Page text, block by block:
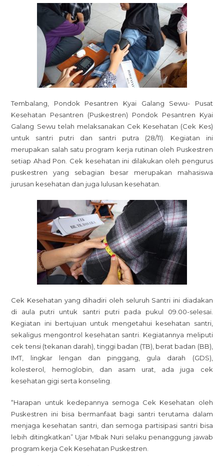
Tembalang, Pondok Pesantren Kyai Galang Sewu- Pusat
Kesehatan Pesantren (Puskestren) Pondok Pesantren Kyai
Galang Sewu telah melaksanakan Cek Kesehatan (Cek Kes)
untuk santri putri dan santri putra (28/11). Kegiatan ini
merupakan salah satu program kerja rutinan oleh Puskestren
setiap Ahad Pon. Cek kesehatan ini dilakukan oleh pengurus
puskestren yang sebagian besar merupakan mahasiswa
jurusan kesehatan dan juga lulusan kesehatan.
Cek Kesehatan yang dihadiri oleh seluruh Santri ini diadakan
di aula putri untuk santri putri pada pukul 09.00-selesai.
Kegiatan ini bertujuan untuk mengetahui kesehatan santri,
sekaligus mengontrol kesehatan santri. Kegiatannya meliputi
cek tensi (tekanan darah), tinggi badan (TB), berat badan (BB),
IMT, lingkar lengan dan pinggang, gula darah (GDS),
kolesterol, hemoglobin, dan asam urat, ada juga cek
kesehatan gigi serta konseling.
“Harapan untuk kedepannya semoga Cek Kesehatan oleh
Puskestren ini bisa bermanfaat bagi santri terutama dalam
menjaga kesehatan santri, dan semoga partisipasi santri bisa
lebih ditingkatkan” Ujar Mbak Nuri selaku penanggung jawab
program kerja Cek Kesehatan Puskestren.